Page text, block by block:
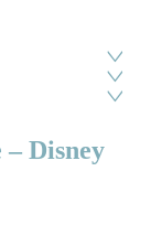
– Disney